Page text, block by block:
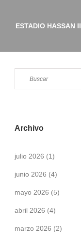
ESTADIO HASSAN II
Archivo
julio 2026 (1)
junio 2026 (4)
mayo 2026 (5)
abril 2026 (4)
marzo 2026 (2)